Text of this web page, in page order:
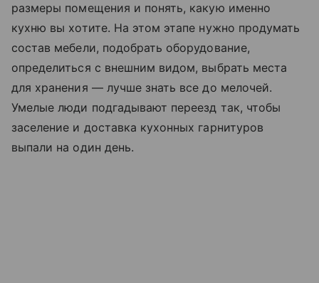
размеры помещения и понять, какую именно
кухню вы хотите. На этом этапе нужно продумать
состав мебели, подобрать оборудование,
определиться с внешним видом, выбрать места
для хранения — лучше знать все до мелочей.
Умелые люди подгадывают переезд так, чтобы
заселение и доставка кухонных гарнитуров
выпали на один день.